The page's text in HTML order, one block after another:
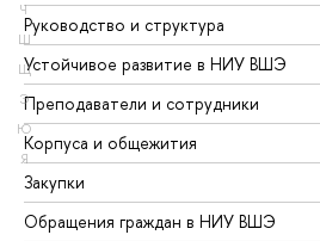
Ч
Ш
Щ
Э
Ю
Я
Руководство и структура
Устойчивое развитие в НИУ ВШЭ
Преподаватели и сотрудники
Корпуса и общежития
Закупки
Обращения граждан в НИУ ВШЭ